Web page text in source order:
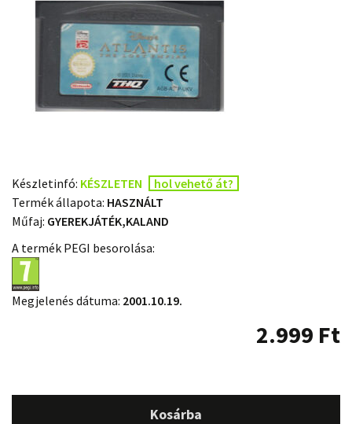
Készletinfó: KÉSZLETEN
hol vehető át?
Termék állapota: HASZNÁLT
Műfaj: GYEREKJÁTÉK,KALAND
A termék PEGI besorolása:
Megjelenés dátuma: 2001.10.19.
2.999 Ft
Kosárba